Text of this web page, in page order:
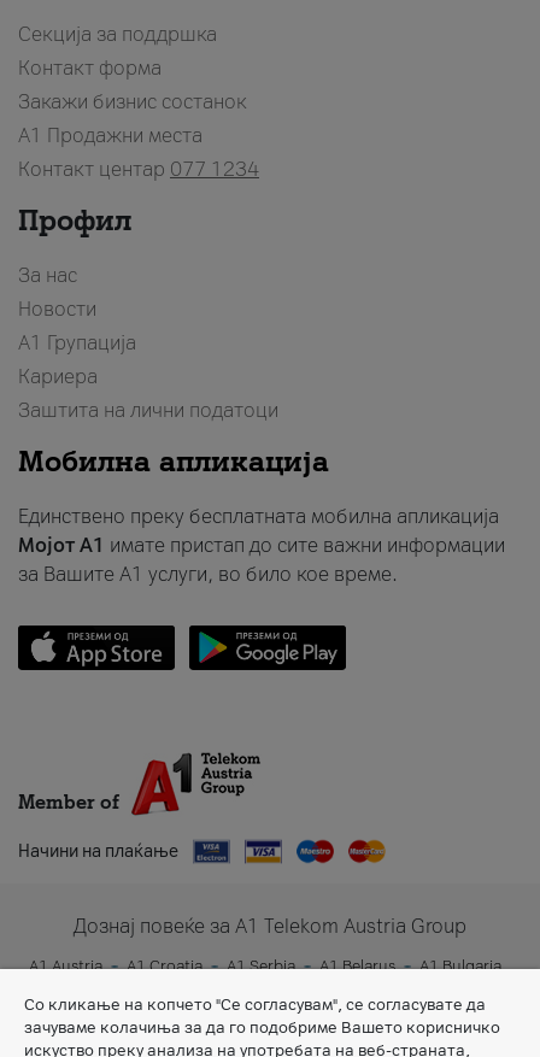
Секција за поддршка
Контакт форма
Закажи бизнис состанок
A1 Продажни места
Контакт центар 077 1234
Профил
За нас
Новости
А1 Групација
Кариера
Заштита на лични податоци
Мобилна апликација
Единствено преку бесплатната мобилна апликација
Мојот A1 имате пристап до сите важни информации
за Вашите A1 услуги, во било кое време.
Member of
Начини на плаќање
Дознај повеќе за A1 Telekom Austria Group
A1 Austria A1 Croatia A1 Serbia A1 Belarus
A1 Bulgaria
Со кликање на копчето "Се согласувам", се согласувате да
зачуваме колачиња за да го подобриме Вашето корисничко
искуство преку анализа на употребата на веб-страната,